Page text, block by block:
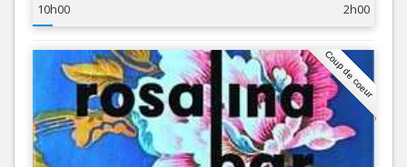
10h00
2h00
Coup de coeur